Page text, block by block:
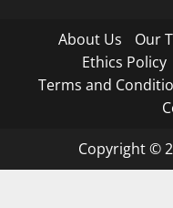
About Us Our
Ethics Policy
Terms and
Copyright ©